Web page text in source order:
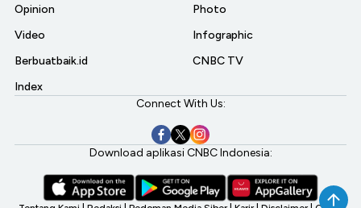
Opinion
Video
Berbuatbaik.id
Index
Photo
Infographic
CNBC TV
Connect With Us:
Download aplikasi CNBC Indonesia: